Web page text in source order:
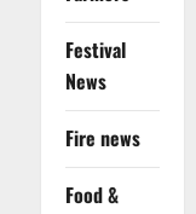
Festival
News
Fire news
Food &